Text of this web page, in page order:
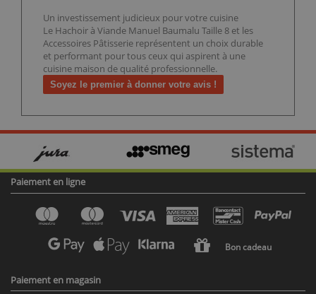
Un investissement judicieux pour votre cuisine
Le Hachoir à Viande Manuel Baumalu Taille 8 et les
Accessoires Pâtisserie représentent un choix durable
et performant pour tous ceux qui aspirent à une
cuisine maison de qualité professionnelle.
Soyez le premier à donner votre avis !
Paiement en ligne
Bon cadeau
Paiement en magasin